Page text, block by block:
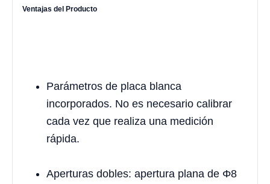
Ventajas del Producto
Parámetros de placa blanca
incorporados. No es necesario calibrar
cada vez que realiza una medición
rápida.
Aperturas dobles: apertura plana de Φ8